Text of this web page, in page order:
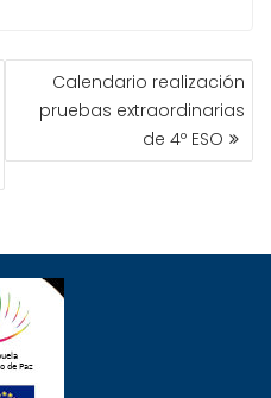
Calendario realización
pruebas extraordinarias
de 4º ESO